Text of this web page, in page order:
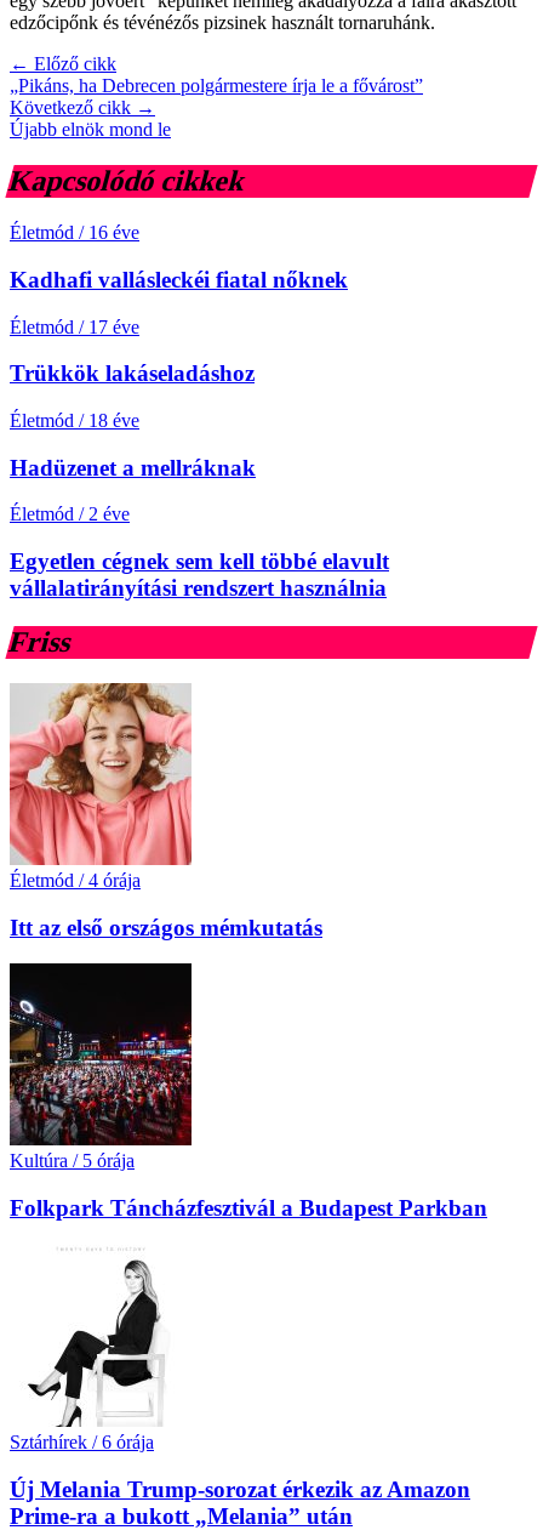
edzőcipőnk és tévénézős pizsinek használt tornaruhánk.
← Előző cikk
„Pikáns, ha Debrecen polgármestere írja le a fővárost”
Következő cikk →
Újabb elnök mond le
Kapcsolódó cikkek
Életmód / 16 éve
Kadhafi vallásleckéi fiatal nőknek
Életmód / 17 éve
Trükkök lakáseladáshoz
Életmód / 18 éve
Hadüzenet a mellráknak
Életmód / 2 éve
Egyetlen cégnek sem kell többé elavult
vállalatirányítási rendszert használnia
Friss
Életmód / 4 órája
Itt az első országos mémkutatás
Kultúra / 5 órája
Folkpark Táncházfesztivál a Budapest Parkban
Sztárhírek / 6 órája
Új Melania Trump-sorozat érkezik az Amazon
Prime-ra a bukott „Melania” után